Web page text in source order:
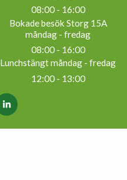
08:00 - 16:00
Bokade besök Storg 15A
måndag - fredag
08:00 - 16:00
Lunchstängt måndag - fredag
12:00 - 13:00